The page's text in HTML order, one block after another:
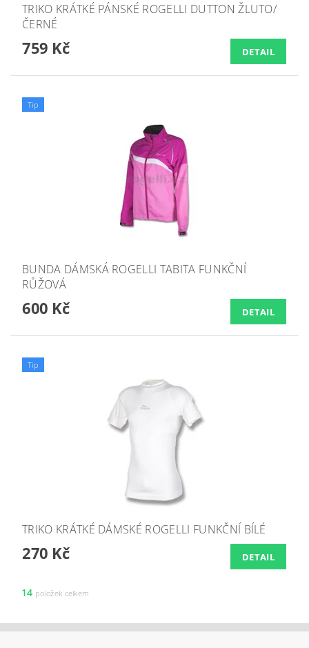
TRIKO KRÁTKÉ PÁNSKÉ ROGELLI DUTTON ŽLUTO/
ČERNÉ
759 Kč DETAIL
Tip
BUNDA DÁMSKÁ ROGELLI TABITA FUNKČNÍ
RŮŽOVÁ
600 Kč DETAIL
Tip
TRIKO KRÁTKÉ DÁMSKÉ ROGELLI FUNKČNÍ BÍLÉ
270 Kč DETAIL
14 položek celkem